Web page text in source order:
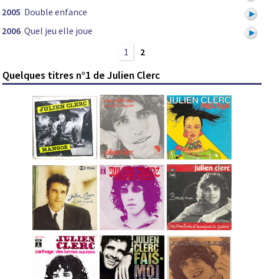
2005 Double enfance
2006 Quel jeu elle joue
1
2
Quelques titres n°1 de Julien Clerc